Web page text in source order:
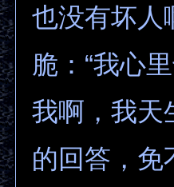
也没有坏人
脆：“我心
我啊，我天
的回答，免